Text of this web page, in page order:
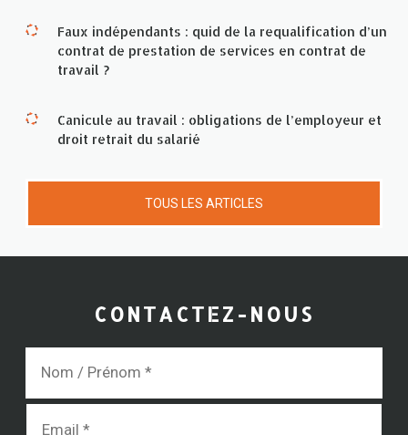
Faux indépendants : quid de la requalification d’un
contrat de prestation de services en contrat de
travail ?
Canicule au travail : obligations de l’employeur et
droit retrait du salarié
TOUS LES ARTICLES
CONTACTEZ-NOUS